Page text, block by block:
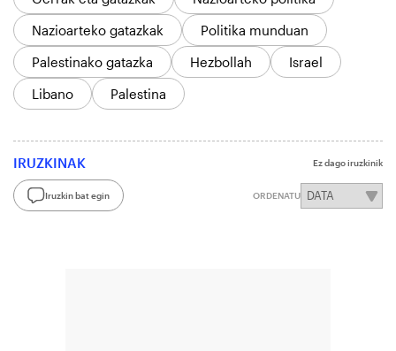
Nazioarteko gatazkak
Politika munduan
Palestinako gatazka
Hezbollah
Israel
Libano
Palestina
IRUZKINAK Ez dago iruzkinik
Iruzkin bat egin ORDENATU